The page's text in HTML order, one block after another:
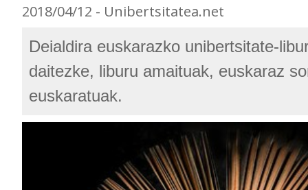
2018/04/12 - Unibertsitatea.net
Deialdira euskarazko unibertsitate-
daitezke, liburu amaituak, euskaraz
euskaratuak.